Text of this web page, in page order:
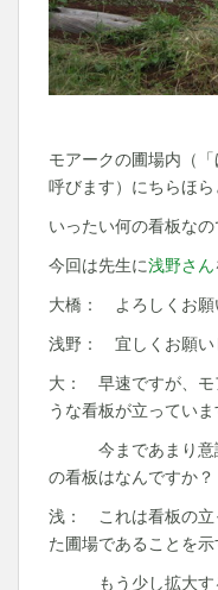
モアークの圃場内（
呼びます）にちらほら
いったい何の看板なの
今回は先生に浅野さん
大橋： よろしくお願
浅野： 宜しくお願い
大： 早速ですが、モ
うな看板が立っていま
今まであまり意識
の看板はなんですか？
浅： これは看板の立
た圃場であることを示
もう少し拡大する